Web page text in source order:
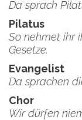
Da sprach
Pilatus
So nehmet ihr
Gesetze.
Evangelist
Da sprachen
Chor
Wir dürfen